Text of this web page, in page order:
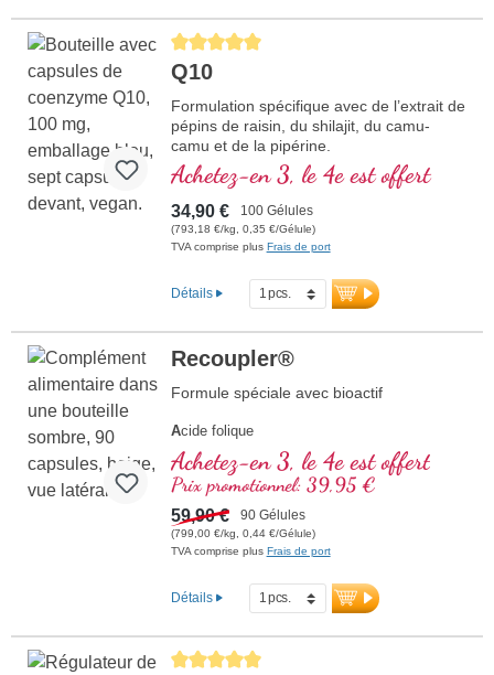
Average rating of 5 out of 5 stars
Q10
Formulation spécifique avec de l’extrait de
pépins de raisin, du shilajit, du camu-
camu et de la pipérine.
Achetez-en 3, le 4e est offert
34,90 € 100 Gélules
(793,18 €/kg, 0,35 €/Gélule)
TVA comprise plus Frais de port
Détails
Recoupler®
Formule spéciale avec bioactif
Acide folique
Arginine
Lycopène
C urcuma
Curcumine
Acide ascorbique
Résvératrol
B(Vitamine B12)
Achetez-en 3, le 4e est offert
Prix promotionnel: 39,95 €
59,90 € 90 Gélules
(799,00 €/kg, 0,44 €/Gélule)
TVA comprise plus Frais de port
Détails
Average rating of 5 out of 5 stars